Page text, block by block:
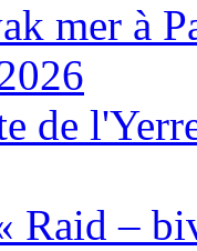
mer à
de
Raid –